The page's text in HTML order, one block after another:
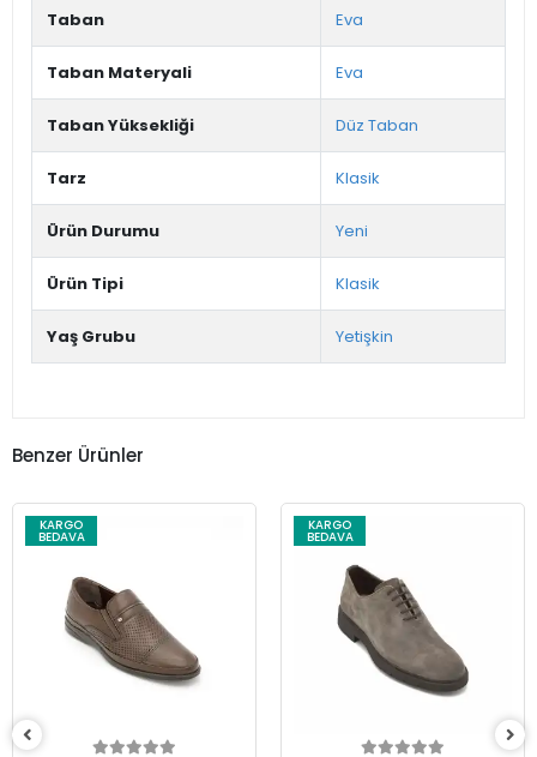
Taban Eva
Taban Materyali Eva
Taban Yüksekliği Düz Taban
Tarz Klasik
Ürün Durumu Yeni
Ürün Tipi Klasik
Yaş Grubu Yetişkin
Benzer Ürünler
KARGO
BEDAVA
KARGO
BEDAVA